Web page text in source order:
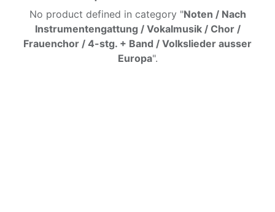
No product defined in category "Noten / Nach
Instrumentengattung / Vokalmusik / Chor /
Frauenchor / 4-stg. + Band / Volkslieder ausser
Europa".